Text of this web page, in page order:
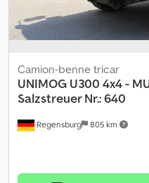
Véhicule en parfait état
disponibles sur : Erreurs/
réservées.
Regensburg 805 km
Camion-benne tricar
UNIMOG U300 4x4 -
Salzstreuer Nr.: 640